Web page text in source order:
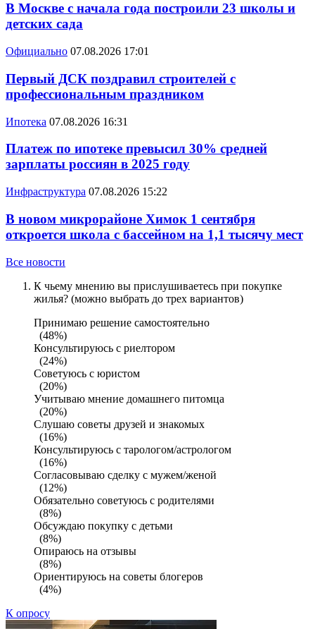
В Москве с начала года построили 23 школы и
детских сада
Официально 07.08.2026 17:01
Первый ДСК поздравил строителей с
профессиональным праздником
Ипотека 07.08.2026 16:31
Платеж по ипотеке превысил 30% средней
зарплаты россиян в 2025 году
Инфраструктура 07.08.2026 15:22
В новом микрорайоне Химок 1 сентября
откроется школа с бассейном на 1,1 тысячу мест
Все новости
К чьему мнению вы прислушиваетесь при покупке
жилья? (можно выбрать до трех вариантов)
Принимаю решение самостоятельно
(48%)
Консультируюсь с риелтором
(24%)
Советуюсь с юристом
(20%)
Учитываю мнение домашнего питомца
(20%)
Слушаю советы друзей и знакомых
(16%)
Консультируюсь с тарологом/астрологом
(16%)
Согласовываю сделку с мужем/женой
(12%)
Обязательно советуюсь с родителями
(8%)
Обсуждаю покупку с детьми
(8%)
Опираюсь на отзывы
(8%)
Ориентируюсь на советы блогеров
(4%)
К опросу